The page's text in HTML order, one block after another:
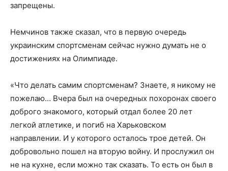
запрещены.
Немчинов также сказал, что в первую очередь
украинским спортсменам сейчас нужно думать не о
достижениях на Олимпиаде.
«Что делать самим спортсменам? Знаете, я никому не
пожелаю… Вчера был на очередных похоронах своего
доброго знакомого, который отдал более 20 лет
легкой атлетике, и погиб на Харьковском
направлении. И у которого осталось трое детей. Он
добровольно пошел на вторую войну. И прослужил он
не на кухне, если можно так сказать. То есть он был в